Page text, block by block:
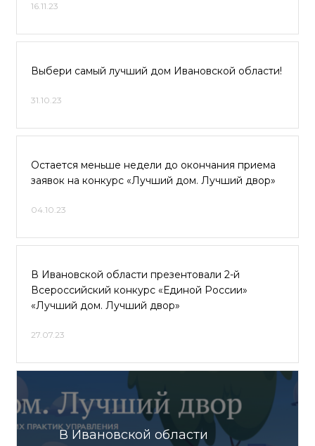
16.11.23
Выбери самый лучший дом Ивановской области!
31.10.23
Остается меньше недели до окончания приема
заявок на конкурс «Лучший дом. Лучший двор»
04.10.23
В Ивановской области презентовали 2-й
Всероссийский конкурс «Единой России»
«Лучший дом. Лучший двор»
27.07.23
В Ивановской области